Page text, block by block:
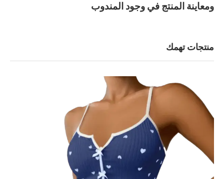
ومعاينة المنتج في وجود المندوب
منتجات تهمك